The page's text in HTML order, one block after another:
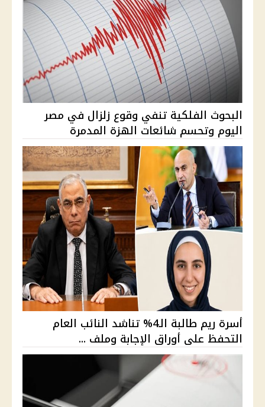
البحوث الفلكية تنفي وقوع زلزال في مصر
اليوم وتحسم شائعات الهزة المدمرة
أسرة ريم طالبة الـ4% تناشد النائب العام
التحفظ على أوراق الإجابة وملف ...